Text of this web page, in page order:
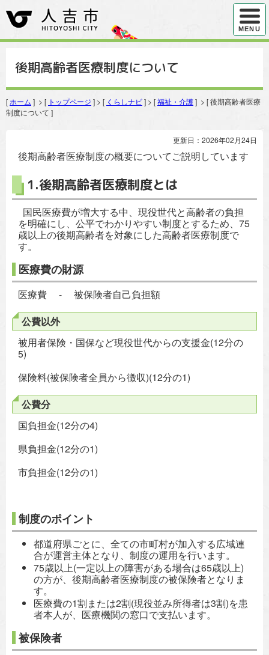
ハンバ
MENU
後期高齢者医療制度について
[ ホーム ] > [ トップページ ] > [ くらしナビ] > [福祉・介護] > [ 後期高齢者医療
制度について ]
更新日：2026年02月24日
後期高齢者医療制度の概要についてご説明しています
1.後期高齢者医療制度とは
国民医療費が増大する中、現役世代と高齢者の負担
を明確にし、公平でわかりやすい制度とするため、75
歳以上の後期高齢者を対象にした高齢者医療制度で
す。
医療費の財源
医療費 - 被保険者自己負担額
公費以外
被用者保険・国保など現役世代からの支援金(12分の
5)
保険料(被保険者全員から徴収)(12分の1)
公費分
国負担金(12分の4)
県負担金(12分の1)
市負担金(12分の1)
制度のポイント
都道府県ごとに、全ての市町村が加入する広域連
合が運営主体となり、制度の運用を行います。
75歳以上(一定以上の障害がある場合は65歳以上)
の方が、後期高齢者医療制度の被保険者となりま
す。
医療費の1割または2割(現役並み所得者は3割)を患
者本人が、医療機関の窓口で支払います。
被保険者